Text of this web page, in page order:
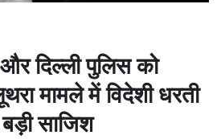
दिल्ली पुलिस को
मामले में विदेशी धरती
साजिश